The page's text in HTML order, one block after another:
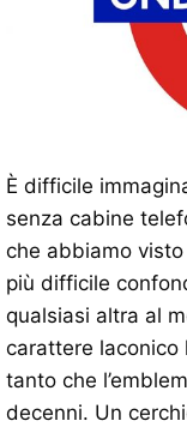
È difficile
senza cabine
che abbiamo
più difficile
qualsiasi altra al
carattere
tanto che
decenni. Un